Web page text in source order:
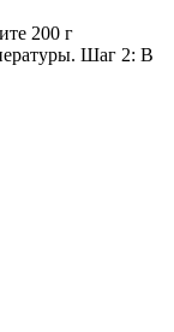
200 г
Шаг 2: В